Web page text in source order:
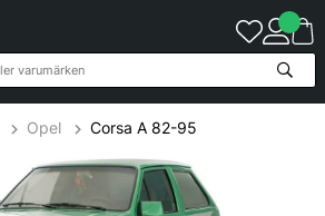
Opel Corsa A 82-95
34 Produkter